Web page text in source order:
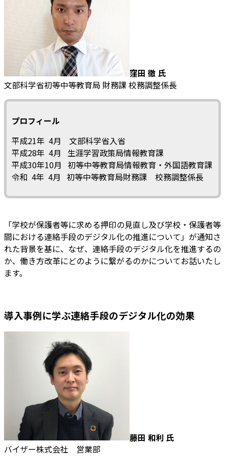
窪田 徹 氏
文部科学省初等中等教育局 財務課 校務調整係長
プロフィール
平成21年 4月 文部科学省入省
平成28年 4月 生涯学習政策局情報教育課
平成30年10月 初等中等教育局情報教育・外国語教育課
令和 4年 4月 初等中等教育局財務課 校務調整係長
「学校が保護者等に求める押印の見直し及び学校・保護者等
間における連絡手段のデジタル化の推進について」が通知さ
れた背景を基に、なぜ、連絡手段のデジタル化を推進するの
か、働き方改革にどのように繋がるのかについてお話いたし
ます。
導入事例に学ぶ連絡手段のデジタル化の効果
藤田 和利 氏
バイザー株式会社 営業部